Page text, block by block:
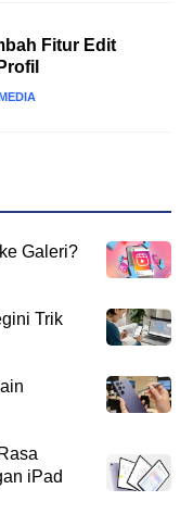
Fitur Edit
Galeri?
Trik
iPad